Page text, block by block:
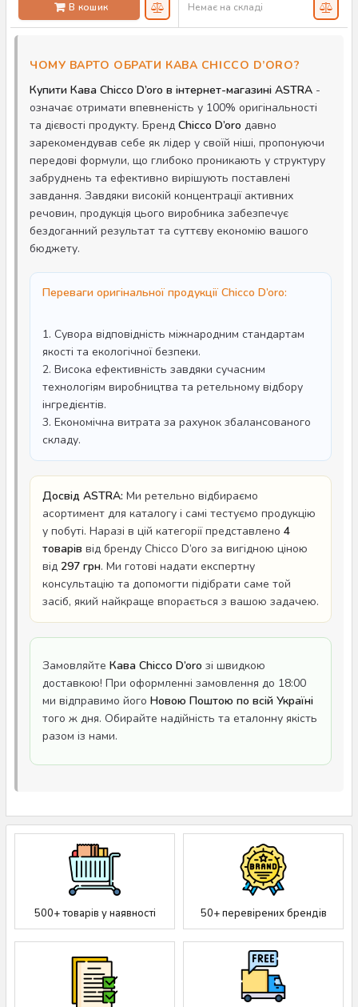
В кошик Немає на складі
ЧОМУ ВАРТО ОБРАТИ КАВА CHICCO D’ORO?
Купити Кава Chicco D’oro в інтернет-магазині ASTRA -
означає отримати впевненість у 100% оригінальності
та дієвості продукту. Бренд Chicco D’oro давно
зарекомендував себе як лідер у своїй ніші, пропонуючи
передові формули, що глибоко проникають у структуру
забруднень та ефективно вирішують поставлені
завдання. Завдяки високій концентрації активних
речовин, продукція цього виробника забезпечує
бездоганний результат та суттєву економію вашого
бюджету.
Переваги оригінальної продукції Chicco D’oro:
1. Сувора відповідність міжнародним стандартам
якості та екологічної безпеки.
2. Висока ефективність завдяки сучасним
технологіям виробництва та ретельному відбору
інгредієнтів.
3. Економічна витрата за рахунок збалансованого
складу.
Досвід ASTRA: Ми ретельно відбираємо
асортимент для каталогу і самі тестуємо продукцію
у побуті. Наразі в цій категорії представлено 4
товарів від бренду Chicco D’oro за вигідною ціною
від 297 грн. Ми готові надати експертну
консультацію та допомогти підібрати саме той
засіб, який найкраще впорається з вашою задачею.
Замовляйте Кава Chicco D’oro зі швидкою
доставкою! При оформленні замовлення до 18:00
ми відправимо його Новою Поштою по всій Україні
того ж дня. Обирайте надійність та еталонну якість
разом із нами.
500+ товарів у наявності 50+ перевірених брендів